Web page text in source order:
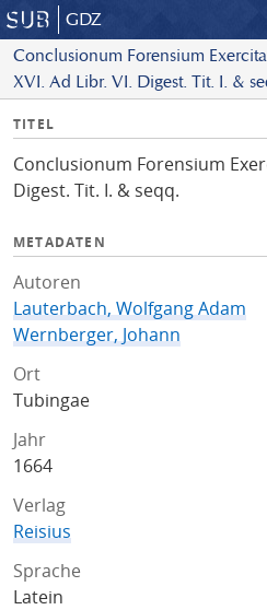
GDZ
Conclusionum Forensium
XVI. Ad Libr. VI. Digest. Tit. I. &
I
f
o
TITEL
Conclusionum Forensium
Digest. Tit. I. & seqq.
METADATEN
Autoren
Lauterbach, Wolfgang Adam
Wernberger, Johann
Ort
Tubingae
Jahr
1664
Verlag
Reisius
Sprache
Latein